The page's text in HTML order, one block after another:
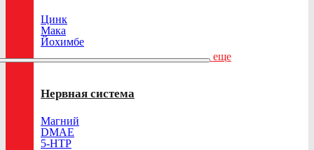
Цинк
Мака
Йохимбе
еще
Нервная система
Магний
DMAE
5-HTP